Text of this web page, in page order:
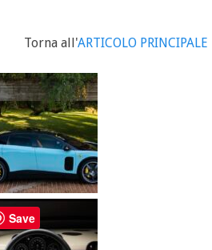
Torna all'ARTICOLO PRINCIPALE
Save